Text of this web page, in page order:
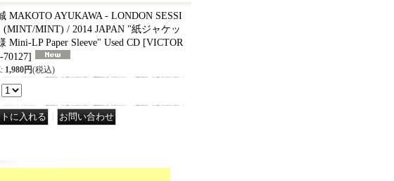
MAKOTO AYUKAWA - LONDON SESSI
(MINT/MINT) / 2014 JAPAN "紙ジャケッ
Mini-LP Paper Sleeve" Used CD [VICTOR
]
: 1,980円(税込)